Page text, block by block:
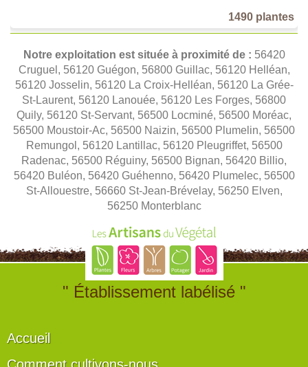
1490 plantes
Notre exploitation est située à proximité de : 56420
Cruguel, 56120 Guégon, 56800 Guillac, 56120 Helléan,
56120 Josselin, 56120 La Croix-Helléan, 56120 La Grée-
St-Laurent, 56120 Lanouée, 56120 Les Forges, 56800
Quily, 56120 St-Servant, 56500 Locminé, 56500 Moréac,
56500 Moustoir-Ac, 56500 Naizin, 56500 Plumelin, 56500
Remungol, 56120 Lantillac, 56120 Pleugriffet, 56500
Radenac, 56500 Réguiny, 56500 Bignan, 56420 Billio,
56420 Buléon, 56420 Guéhenno, 56420 Plumelec, 56500
St-Allouestre, 56660 St-Jean-Brévelay, 56250 Elven,
56250 Monterblanc
" Établissement labélisé "
Accueil